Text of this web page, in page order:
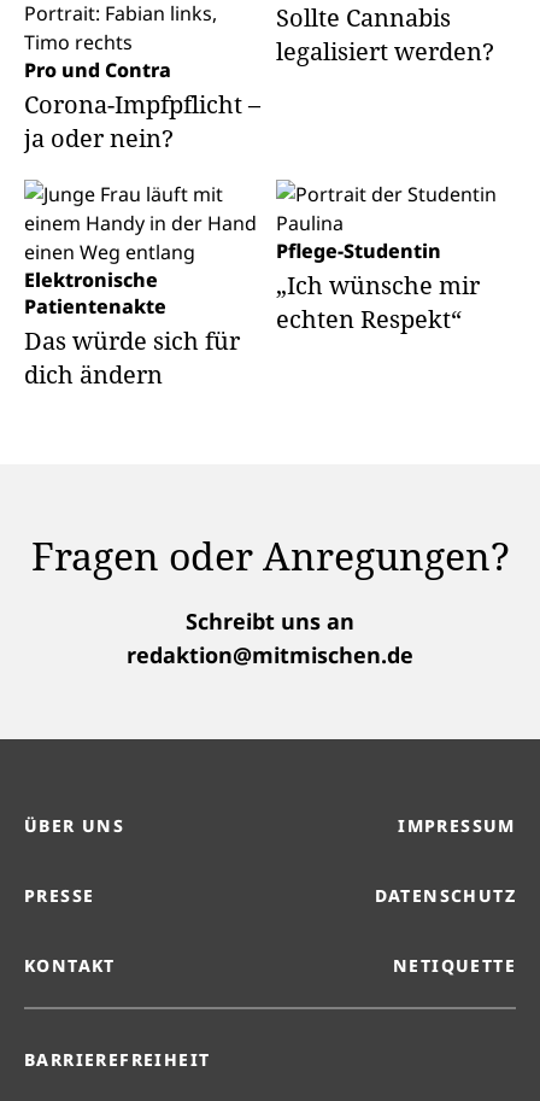
Pro und Contra
Corona-Impfpflicht –
ja oder nein?
Sollte Cannabis
legalisiert werden?
Elektronische
Patientenakte
Das würde sich für
dich ändern
Pflege-Studentin
„Ich wünsche mir
echten Respekt“
Fragen oder Anregungen?
Schreibt uns an
redaktion@mitmischen.de
ÜBER UNS IMPRESSUM
PRESSE DATENSCHUTZ
KONTAKT NETIQUETTE
BARRIEREFREIHEIT